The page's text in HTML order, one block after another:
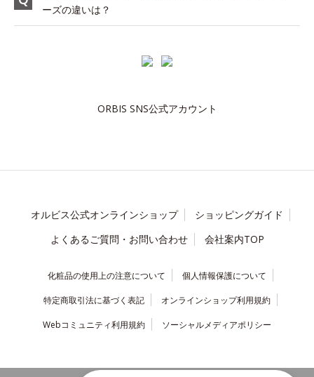
ーズの違いは？
ORBIS SNS公式アカウント
オルビス公式オンラインショップ
ショッピングガイド
よくあるご質問・お問い合わせ
会社案内TOP
化粧品の使用上の注意について 個人情報保護について
特定商取引法に基づく表記 オンラインショップ利用規約
Webコミュニティ利用規約 ソーシャルメディアポリシー